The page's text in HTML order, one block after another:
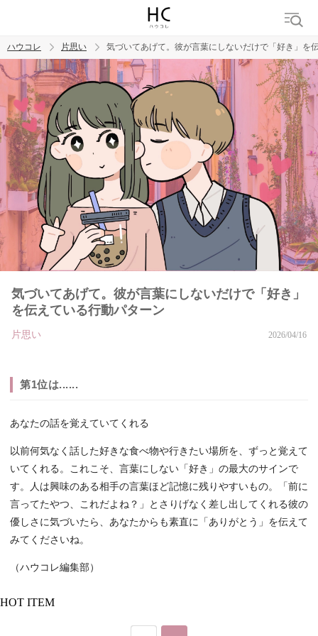
トレンド ワード
モテテク 恋がしたい 女磨き
ハウコレ 片思い 気づいてあげて。彼が言葉にしないだけで「好き」を
気づいてあげて。彼が言葉にしないだけで「好き」
を伝えている行動パターン
片思い 2026/04/16
第1位は......
あなたの話を覚えていてくれる
以前何気なく話した好きな食べ物や行きたい場所を、ずっと覚えて
いてくれる。これこそ、言葉にしない「好き」の最大のサインで
す。人は興味のある相手の言葉ほど記憶に残りやすいもの。「前に
言ってたやつ、これだよね？」とさりげなく差し出してくれる彼の
優しさに気づいたら、あなたからも素直に「ありがとう」を伝えて
みてくださいね。
（ハウコレ編集部）
HOT ITEM